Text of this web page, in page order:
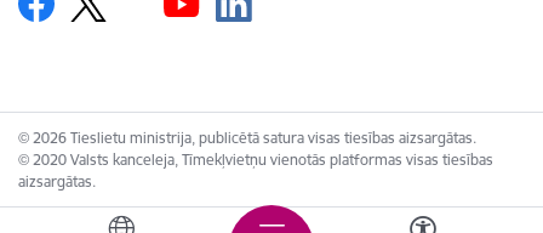
© 2026 Tieslietu ministrija, publicētā satura visas tiesības aizsargātas.
© 2020 Valsts kanceleja, Tīmekļvietņu vienotās platformas visas tiesības
aizsargātas.